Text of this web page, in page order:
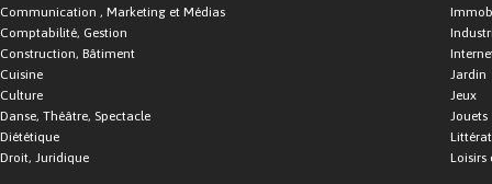
Communication , Marketing et Médias
Comptabilité, Gestion
Construction, Bâtiment
Cuisine
Culture
Danse, Théâtre, Spectacle
Diététique
Droit, Juridique
Jardin
Jeux
Jouets
Loisirs